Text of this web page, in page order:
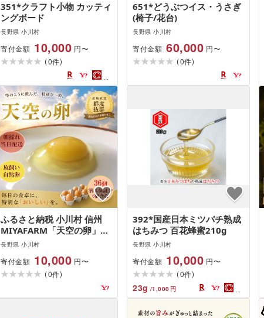
351*クラフト小物 カッティ
ングボード
長野県 小川村
寄付金額 10,000 円〜
(0件)
651*どうぶつイス・うさぎ
(椅子/花台)
長野県 小川村
寄付金額 60,000 円〜
(0件)
ふるさと納税 小川村 信州
MIYAFARM「天空の卵」放
し飼い自然卵30個+6個
長野県 小川村
寄付金額 10,000 円〜
(0件)
392*国産日本ミツバチ熟成
はちみつ 百花蜂蜜210g
長野県 小川村
寄付金額 10,000 円〜
(0件)
23g /1,000 円